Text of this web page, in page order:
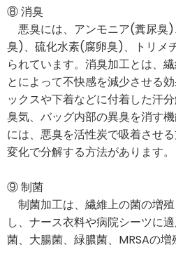
⑧ 消臭
悪臭には、アンモニア(糞尿臭
臭)、硫化水素(腐卵臭)、トリメ
られています。消臭加工とは、
とによって不快感を減少させる
ックスや下着などに付着した汗
臭気、バッグ内部の異臭を消す
には、悪臭を活性炭で吸着させ
変化で分解する方法があります。
⑨ 制菌
制菌加工は、繊維上の菌の増
し、ナース衣料や病院シーツに
菌、大腸菌、緑膿菌、MRSAの増